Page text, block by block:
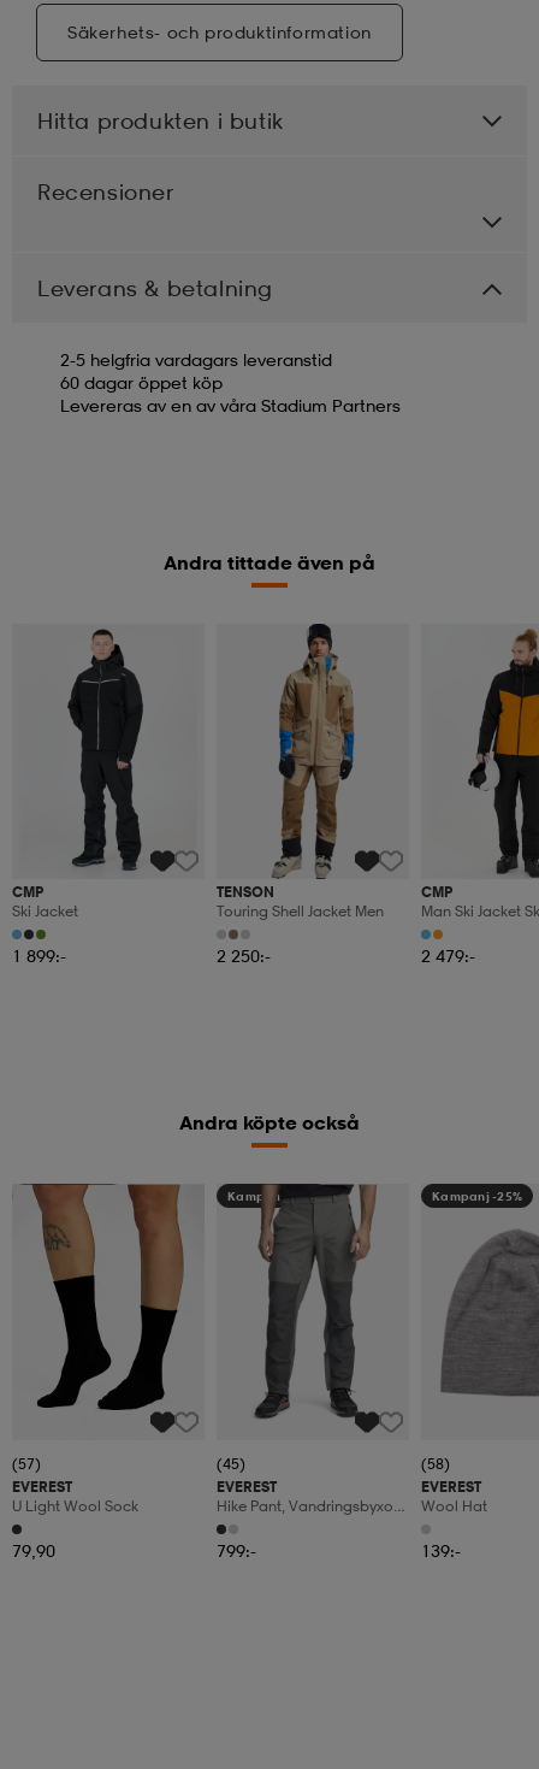
Säkerhets- och produktinformation
Hitta produkten i butik
Recensioner
Leverans & betalning
2-5 helgfria vardagars leveranstid
60 dagar öppet köp
Levereras av en av våra Stadium Partners
Andra tittade även på
CMP
Ski Jacket
1 899:-
TENSON
Touring Shell Jacket Men
2 250:-
CMP
Man Ski Jacket
2 479:-
Andra köpte också
Kampanj -25%
(57)
EVEREST
U Light Wool Sock
79,90
Kampanj -25%
(45)
EVEREST
Hike Pant, Vandringsbyxor,
Herr
799:-
Kampanj -25%
(58)
EVEREST
Wool Hat
139:-